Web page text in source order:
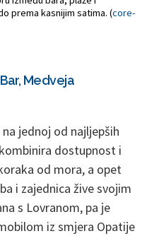
prema kasnijim satima. (core-
Medveja
jednoj od najljepših
dostupnost i
od mora, a opet
i zajednica žive svojim
s Lovranom, pa je
iz smjera Opatije